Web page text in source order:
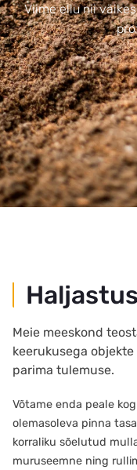
Viime ellu nii
Haljastus
Meie meeskond
keerukusega
parima tulemuse.
Võtame enda peale
olemasoleva pinna
korraliku sõelutud
muruseemne ning